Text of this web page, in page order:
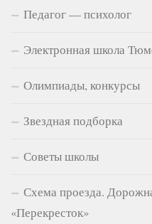
Педагог — психолог
Электронная школа
Олимпиады, конкурсы
Звездная подборка
Советы школы
Схема проезда.
«Перекресток»